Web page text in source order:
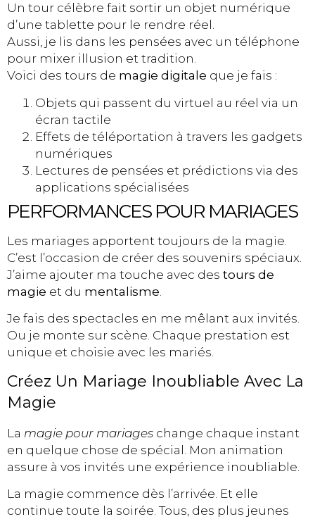
Un tour célèbre fait sortir un objet numérique
d’une tablette pour le rendre réel.
Aussi, je lis dans les pensées avec un téléphone
pour mixer illusion et tradition.
Voici des tours de magie digitale que je fais :
Objets qui passent du virtuel au réel via un
écran tactile
Effets de téléportation à travers les gadgets
numériques
Lectures de pensées et prédictions via des
applications spécialisées
PERFORMANCES POUR MARIAGES
Les mariages apportent toujours de la magie.
C’est l’occasion de créer des souvenirs spéciaux.
J’aime ajouter ma touche avec des tours de
magie et du mentalisme
Je fais des spectacles en me mêlant aux invités.
Ou je monte sur scène. Chaque prestation est
unique et choisie avec les mariés.
Créez Un Mariage Inoubliable Avec La
Magie
La magie pour mariages change chaque instant
en quelque chose de spécial. Mon animation
assure à vos invités une expérience inoubliable.
La magie commence dès l’arrivée. Et elle
continue toute la soirée. Tous, des plus jeunes